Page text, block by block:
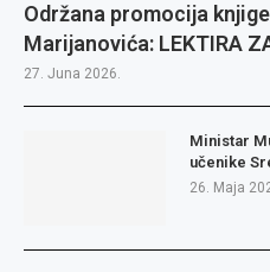
Održana promocija
Marijanovića: LEKTIRA
27. Juna 2026.
Ministar
učenike
26. Maja